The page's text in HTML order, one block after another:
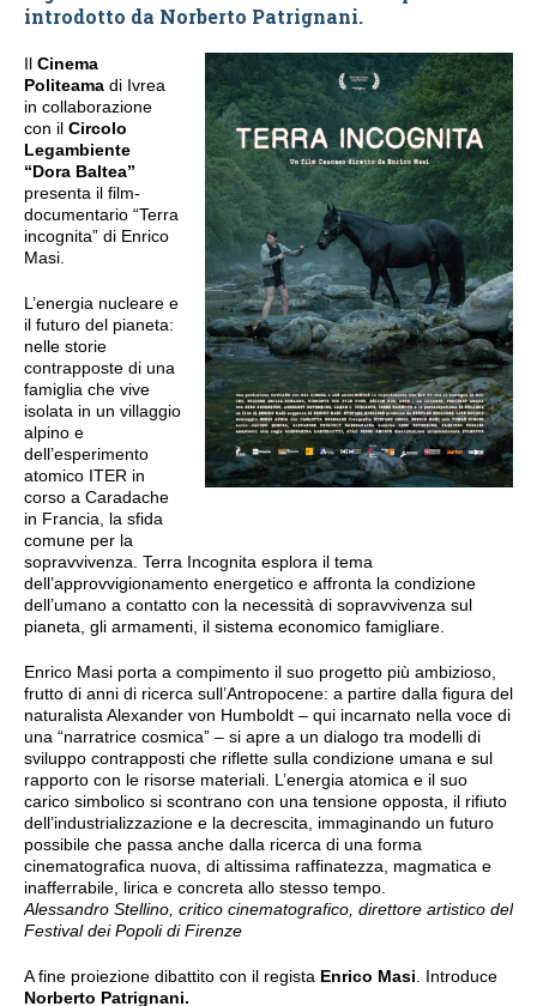
introdotto da Norberto Patrignani.
Il Cinema
Politeama di Ivrea
in collaborazione
con il Circolo
Legambiente
“Dora Baltea”
presenta il film-
documentario “Terra
incognita” di Enrico
Masi.
L’energia nucleare e
il futuro del pianeta:
nelle storie
contrapposte di una
famiglia che vive
isolata in un villaggio
alpino e
dell’esperimento
atomico ITER in
corso a Caradache
in Francia, la sfida
comune per la
sopravvivenza. Terra Incognita esplora il tema
dell’approvvigionamento energetico e affronta la condizione
dell’umano a contatto con la necessità di sopravvivenza sul
pianeta, gli armamenti, il sistema economico famigliare.
Enrico Masi porta a compimento il suo progetto più ambizioso,
frutto di anni di ricerca sull’Antropocene: a partire dalla figura del
naturalista Alexander von Humboldt – qui incarnato nella voce di
una “narratrice cosmica” – si apre a un dialogo tra modelli di
sviluppo contrapposti che riflette sulla condizione umana e sul
rapporto con le risorse materiali. L’energia atomica e il suo
carico simbolico si scontrano con una tensione opposta, il rifiuto
dell’industrializzazione e la decrescita, immaginando un futuro
possibile che passa anche dalla ricerca di una forma
cinematografica nuova, di altissima raffinatezza, magmatica e
inafferrabile, lirica e concreta allo stesso tempo.
Alessandro Stellino, critico cinematografico, direttore artistico del
Festival dei Popoli di Firenze
A fine proiezione dibattito con il regista Enrico Masi . Introduce
Norberto Patrignani.